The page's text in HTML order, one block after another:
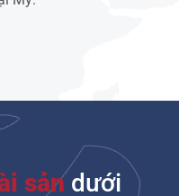
sảndưới